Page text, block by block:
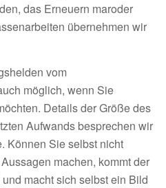
das Erneuern maroder
übernehmen wir
vom
möglich, wenn Sie
Details der Größe des
Aufwands besprechen wir
Können Sie selbst nicht
machen, kommt der
macht sich selbst ein Bild